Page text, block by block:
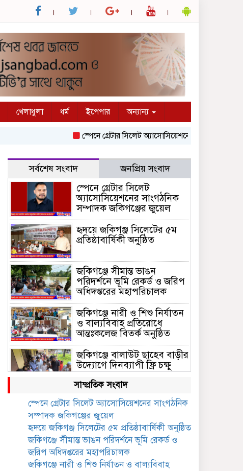
খেলাধুলা ধর্ম ইপেপার অন্যান্য
স্পেনে গ্রেটার সিলেট অ্যাসোসিয়েশনের সাংগঠনিক সম্পাদক
সর্বশেষ সংবাদ জনপ্রিয় সংবাদ
স্পেনে গ্রেটার সিলেট
অ্যাসোসিয়েশনের সাংগঠনিক
সম্পাদক জকিগঞ্জের জুয়েল
হৃদয়ে জকিগঞ্জ সিলেটের ৫ম
প্রতিষ্ঠাবার্ষিকী অনুষ্ঠিত
জকিগঞ্জে সীমান্ত ভাঙন
পরিদর্শনে ভূমি রেকর্ড ও জরিপ
অধিদপ্তরের মহাপরিচালক
জকিগঞ্জে নারী ও শিশু নির্যাতন
ও বাল্যবিবাহ প্রতিরোধে
আন্তঃকলেজ বিতর্ক অনুষ্ঠিত
জকিগঞ্জে বালাউট ছাহেব বাড়ীর
উদ্যোগে দিনব্যাপী ফ্রি চক্ষু
সেবা ক্যাম্প
জকিগঞ্জে সাজাপ্রাপ্ত আসামিসহ
গ্রেফতার ২
রেলপথে যুক্ত হবে জকিগঞ্জ-
কানাইঘাট, শুরু হচ্ছে সম্ভাব্যতা
সমীক্ষা
সাম্প্রতিক সংবাদ
স্পেনে গ্রেটার সিলেট অ্যাসোসিয়েশনের সাংগঠনিক
সম্পাদক জকিগঞ্জের জুয়েল
হৃদয়ে জকিগঞ্জ সিলেটের ৫ম প্রতিষ্ঠাবার্ষিকী অনুষ্ঠিত
জকিগঞ্জে সীমান্ত ভাঙন পরিদর্শনে ভূমি রেকর্ড ও
জরিপ অধিদপ্তরের মহাপরিচালক
জকিগঞ্জে নারী ও শিশু নির্যাতন ও বাল্যবিবাহ